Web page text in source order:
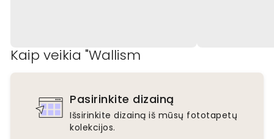
Kaip veikia "Wallism
Pasirinkite dizainą
Išsirinkite dizainą iš mūsų fototapetų
kolekcijos.